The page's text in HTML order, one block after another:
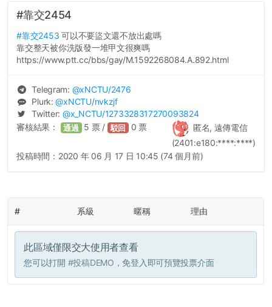
#靠交2454
#靠交2453 可以不要盜文還不放出處嗎
靠交整天被你洗版發一堆甲文很爽嗎
https://www.ptt.cc/bbs/gay/M.1592268084.A.892.html
Telegram: @xNCTU/2476
Plurk:@xNCTU/nvkzjf
Twitter: @x_NCTU/1273328317270093824
匿名, 遠傳電信
(2401:e180:****:****)
審核結果： 通過 5 票 / 駁回 0 票
投稿時間： 2020 年 06 月 17 日 10:45 (74 個月前)
# 系級 暱稱 理由
此區域僅限交大使用者查看
您可以打開 #投稿DEMO ，免登入即可預覽投票介面